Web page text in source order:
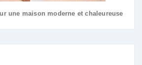
une maison moderne et chaleureuse